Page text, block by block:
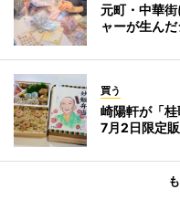
元町・中華
ャーが生ん
買う
崎陽軒が「
7月2日限定